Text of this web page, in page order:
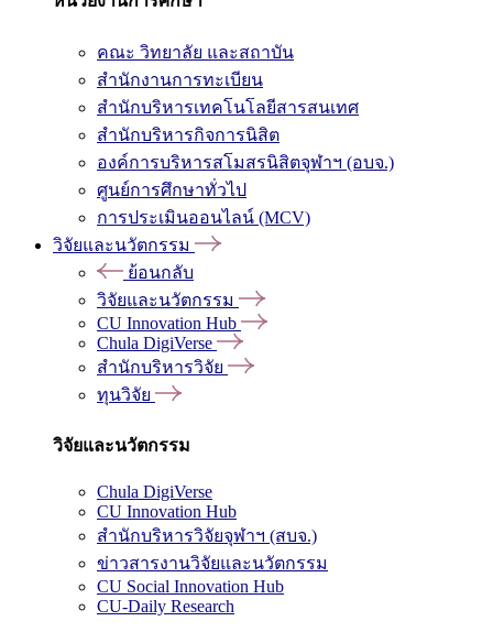
คณะ วิทยาลัย และสถาบัน
สำนักงานการทะเบียน
สำนักบริหารเทคโนโลยีสารสนเทศ
สำนักบริหารกิจการนิสิต
องค์การบริหารสโมสรนิสิตจุฬาฯ (อบจ.)
ศูนย์การศึกษาทั่วไป
การประเมินออนไลน์ (MCV)
วิจัยและนวัตกรรม
ย้อนกลับ
วิจัยและนวัตกรรม
CU Innovation Hub
Chula DigiVerse
สำนักบริหารวิจัย
ทุนวิจัย
วิจัยและนวัตกรรม
Chula DigiVerse
CU Innovation Hub
สำนักบริหารวิจัยจุฬาฯ (สบจ.)
ข่าวสารงานวิจัยและนวัตกรรม
CU Social Innovation Hub
CU-Daily Research